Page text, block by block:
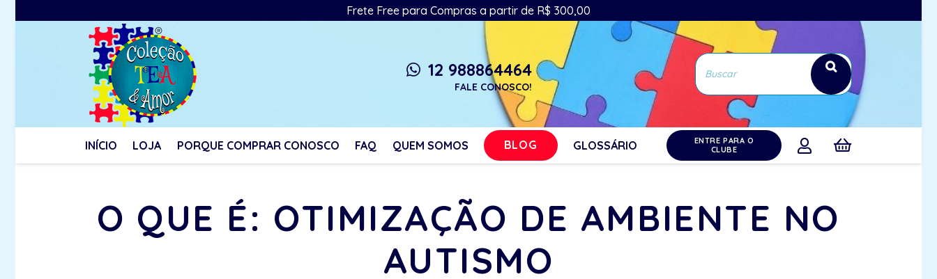
Frete Free para Compras a partir de R$ 300,00
whatsapp 12 988864464
FALE CONOSCO!
INÍCIO LOJA PORQUE COMPRAR CONOSCO FAQ QUEM SOMOS BLOG GLOSSÁRIO
ENTRE PARA O
CLUBE
O QUE É: OTIMIZAÇÃO DE AMBIENTE NO
AUTISMO